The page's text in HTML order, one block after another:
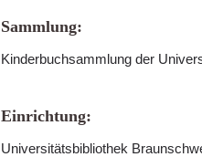
Sammlung:
Kinderbuchsammlung der
Einrichtung:
Universitätsbibliothek